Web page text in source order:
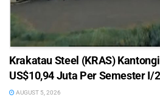
Krakatau Steel (KRAS)
US$10,94 Juta Per Semester I/
AUGUST 5, 2026